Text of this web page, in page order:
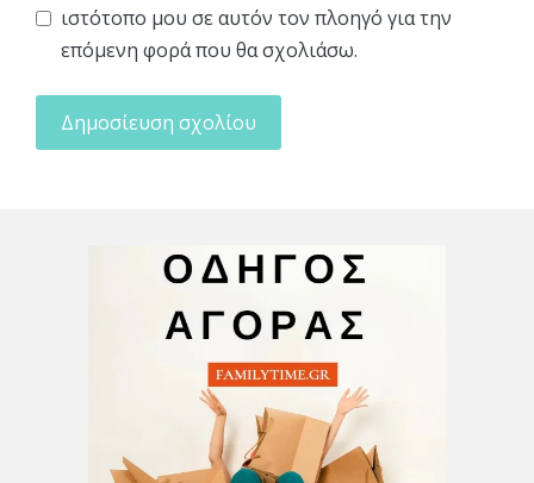
ιστότοπο μου σε αυτόν τον πλοηγό για την
επόμενη φορά που θα σχολιάσω.